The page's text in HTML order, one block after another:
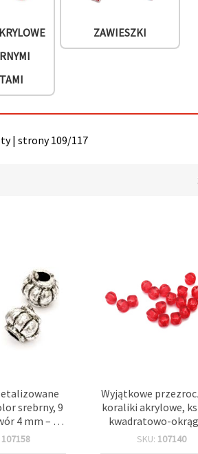
ZAWIESZKI
| strony 109/117
srebrny, 9
4 mm – 50
szt.)
107158
Wyjątkowe
koraliki akrylowe,
kwadratowo-
białym rdzeniem,
SKU: 107140